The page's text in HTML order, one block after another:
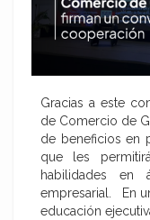
Gracias a este
de Comercio de
de beneficios en
que les
habilidades en
empresarial. En
educación